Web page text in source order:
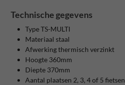
Technische gegevens
Type TS-MULTI
Materiaal staal
Afwerking thermisch verzinkt
Hoogte 360mm
Diepte 370mm
Aantal plaatsen 2, 3, 4 of 5 fietsen